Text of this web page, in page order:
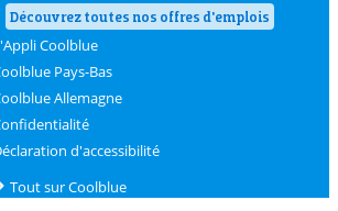
Découvrez toutes nos offres d'emplois
Coolblue
Pays-Bas
Allemagne
d'accessibilité
Tout sur Coolblue